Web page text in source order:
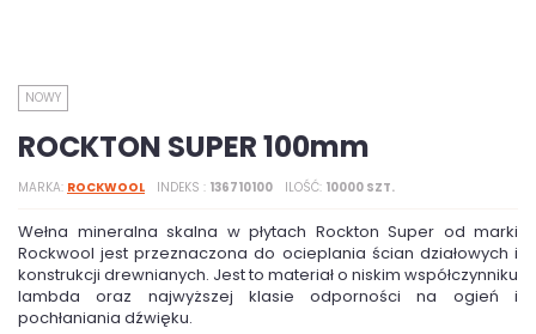
NOWY
ROCKTON SUPER 100mm
MARKA ROCKWOOL INDEKS 136710100 ILOŚĆ 10000 SZT.
Wełna mineralna skalna w płytach Rockton Super od marki
Rockwool jest przeznaczona do ocieplania ścian działowych i
konstrukcji drewnianych. Jest to materiał o niskim współczynniku
lambda oraz najwyższej klasie odporności na ogień i
pochłaniania dźwięku.